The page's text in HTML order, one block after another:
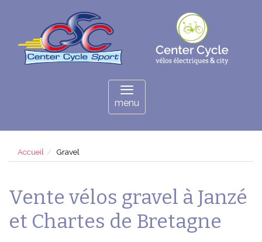
Toggle
navigation
menu
Accueil Gravel
Vente vélos gravel à Janzé
et Chartes de Bretagne